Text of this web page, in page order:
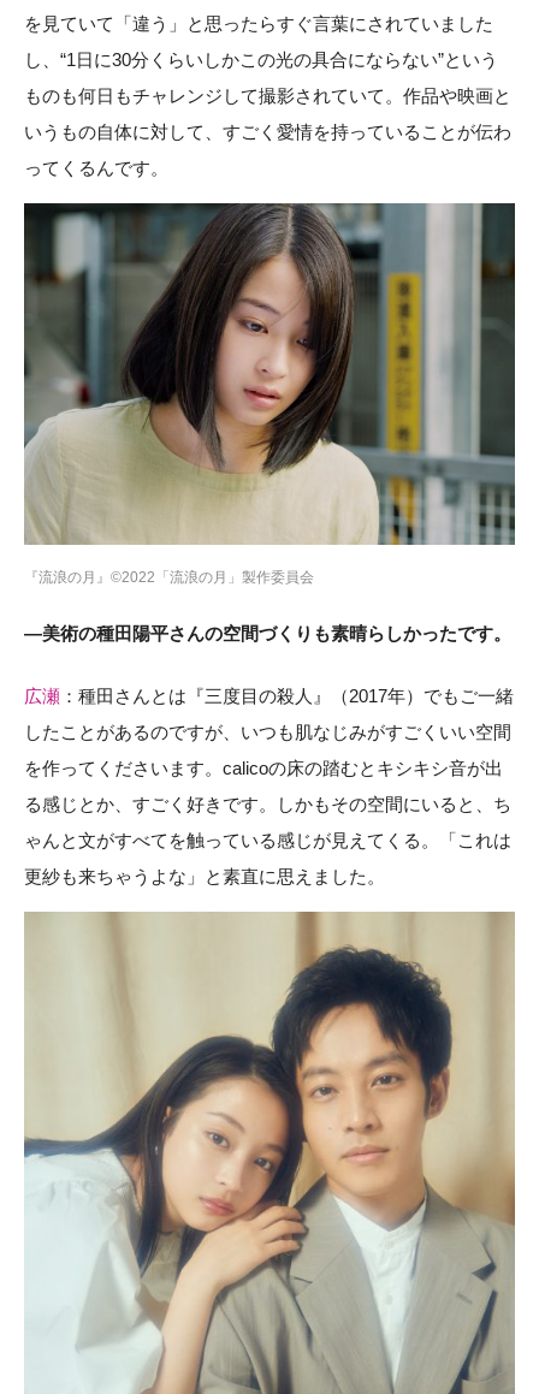
を見ていて「違う」と思ったらすぐ言葉にされていました
し、“1日に30分くらいしかこの光の具合にならない”という
ものも何日もチャレンジして撮影されていて。作品や映画と
いうもの自体に対して、すごく愛情を持っていることが伝わ
ってくるんです。
『流浪の月』©2022「流浪の月」製作委員会
―美術の種田陽平さんの空間づくりも素晴らしかったです。
広瀬 ：種田さんとは『三度目の殺人』（2017年）でもご一緒
したことがあるのですが、いつも肌なじみがすごくいい空間
を作ってくださいます。calicoの床の踏むとキシキシ音が出
る感じとか、すごく好きです。しかもその空間にいると、ち
ゃんと文がすべてを触っている感じが見えてくる。「これは
更紗も来ちゃうよな」と素直に思えました。